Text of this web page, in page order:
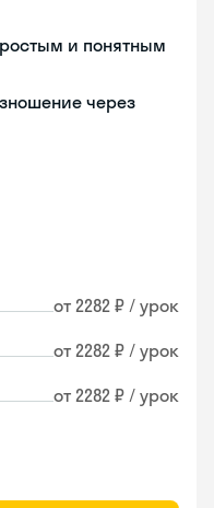
и понятным
через
от 2282 ₽ / урок
от 2282 ₽ / урок
от 2282 ₽ / урок